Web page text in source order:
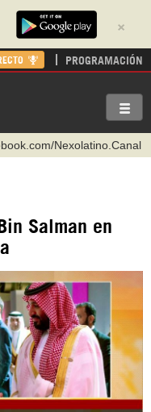
×
PROGRAMACIÓN
Nexolatino.Canal
c/hispantv
hispan_tv
Salman en